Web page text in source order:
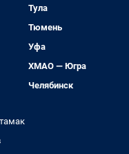
Тула
Тюмень
Уфа
ХМАО — Югра
Челябинск